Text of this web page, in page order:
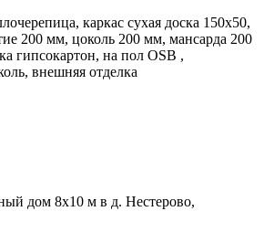
каркас сухая доска 150х50,
200 мм, цоколь 200 мм, мансарда 200
гипсокартон, на пол OSB ,
внешняя отделка
дом 8х10 м в д. Нестерово,